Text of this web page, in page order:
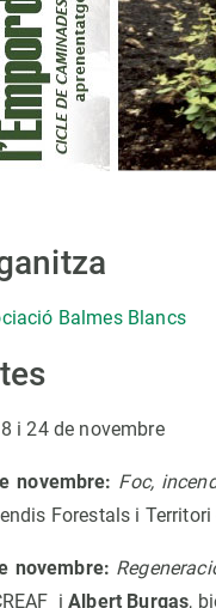
Balmes Blancs
i 24 de novembre
novembre: Foc,
Forestals i
novembre:
iAlbert Burgas,